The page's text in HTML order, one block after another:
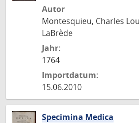
Autor
Montesquieu, Charles
LaBrède
Jahr:
1764
Importdatum:
15.06.2010
Specimina Medica